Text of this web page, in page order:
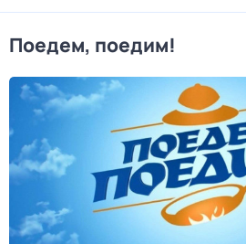
Поедем, поедим!